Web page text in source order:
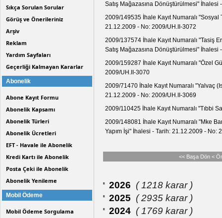
Sıkça Sorulan Sorular
Görüş ve Önerileriniz
Arşiv
Reklam
Yardım Sayfaları
Geçerliği Kalmayan Kararlar
Abonelik
Abone Kayıt Formu
Abonelik Kapsamı
Abonelik Türleri
Abonelik Ücretleri
EFT - Havale ile Abonelik
Kredi Kartı ile Abonelik
Posta Çeki ile Abonelik
Abonelik Yenileme
Mobil Ödeme
Mobil Ödeme Sorgulama
Satış Mağazasına Dönüştürülmesi"
2009/149535 İhale Kayıt Numaralı "Sosyal
21.12.2009 - No: 2009/UH.II-3072
2009/137574 İhale Kayıt Numaralı "Tasiş
Satış Mağazasına Dönüştürülmesi"
2009/159287 İhale Kayıt Numaralı "Özel
2009/UH.II-3070
2009/71470 İhale Kayıt Numaralı "Yalvaç
21.12.2009 - No: 2009/UH.II-3069
2009/110425 İhale Kayıt Numaralı "Tıbbi
2009/148081 İhale Kayıt Numaralı "Mke
Yapım İşi" İhalesi - Tarih: 21.12.2009 - No:
<< Başa Dön <
2026 ( 1218 karar )
2025 ( 2935 karar )
2024 ( 1769 karar )